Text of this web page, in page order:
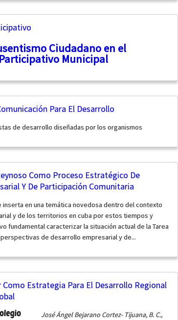
Ciudadano en el
Municipal
Para El Desarrollo
de desarrollo diseñadas por los organismos
Como Proceso Estratégico De
Y De Participación Comunitaria
inserta en una temática novedosa dentro del contexto
y de los territorios en cuba por estos tiempos y
fundamental caracterizar la situación actual de la Tarea
de desarrollo empresarial y de...
Como Estrategia Para El Desarrollo Regional
José Ángel Bejarano Cortez- Tijuana, B. C.,